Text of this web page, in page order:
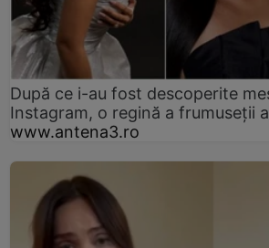
După ce i-au fost descoperite
Instagram, o regină a frumuseții
www.antena3.ro